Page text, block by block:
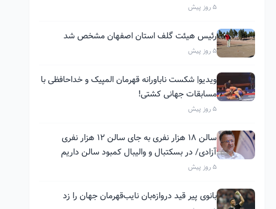
5 روز پیش
رئیس هیئت گلف استان اصفهان مشخص شد
5 روز پیش
ویدیو| شکست ناباورانه قهرمان المپیک و خداحافظی با
مسابقات جهانی کشتی!
5 روز پیش
سالن ۱۸ هزار نفری به جای سالن ۱۲ هزار نفری
آزادی/ در بسکتبال و والیبال کمبود سالن داریم
5 روز پیش
بانوی پیر قید دروازه‌بان نایب‌قهرمان جهان را زد